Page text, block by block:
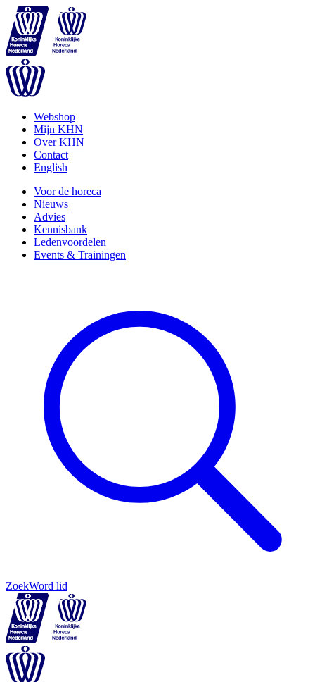
Webshop
Mijn KHN
Over KHN
Contact
English
Voor de horeca
Nieuws
Advies
Kennisbank
Ledenvoordelen
Events & Trainingen
ZoekWord lid